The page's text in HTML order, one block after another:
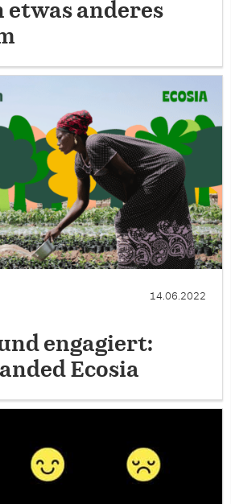
etwas anderes
14.06.2022
engagiert:
Ecosia